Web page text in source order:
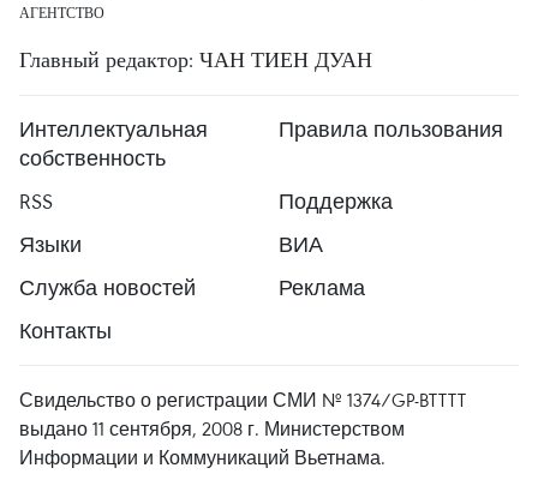
АГЕНТСТВО
Главный редактор: ЧАН ТИЕН ДУАН
Интеллектуальная
собственность
Правила пользования
RSS
Поддержка
Языки
ВИА
Служба новостей
Реклама
Контакты
Свидельство о регистрации СМИ № 1374/GP-BTTTT
выдано 11 сентября, 2008 г. Министерством
Информации и Коммуникаций Вьетнама.